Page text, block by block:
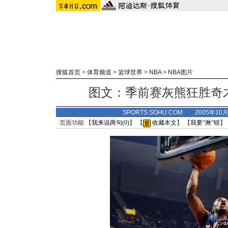
搜狐首页 > 体育频道 > 篮球世界 > NBA> NBA图片
图文：季前赛灰熊狂胜
SPORTS.SOHU.COM 2005年10
页面功能 【我来说两句(0)】 【 收藏本文 】 【我要“揪”错】